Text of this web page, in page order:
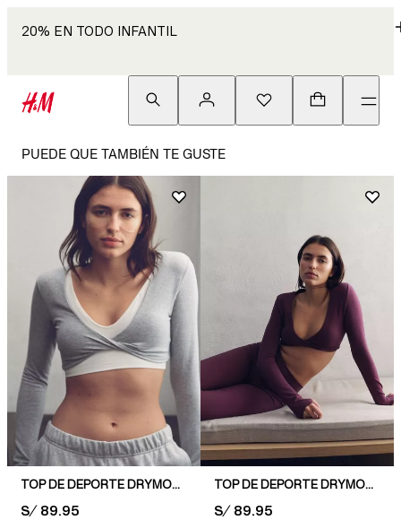
20% EN TODO INFANTIL
PUEDE QUE TAMBIÉN TE GUSTE
TOP DE DEPORTE DRYMOVE™ CON DETALLE GIRADO
PRICE:
S/ 89.95
TOP DE DEPORTE DRYMOVE™ CON DETALLE GIRADO
PRICE:
S/ 89.95